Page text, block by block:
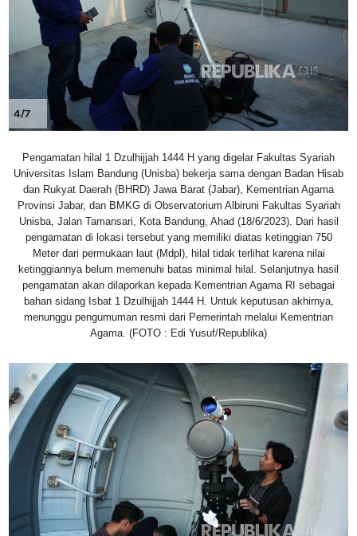
4/7
Pengamatan hilal 1 Dzulhijjah 1444 H yang digelar Fakultas Syariah
Universitas Islam Bandung (Unisba) bekerja sama dengan Badan Hisab
dan Rukyat Daerah (BHRD) Jawa Barat (Jabar), Kementrian Agama
Provinsi Jabar, dan BMKG di Observatorium Albiruni Fakultas Syariah
Unisba, Jalan Tamansari, Kota Bandung, Ahad (18/6/2023). Dari hasil
pengamatan di lokasi tersebut yang memiliki diatas ketinggian 750
Meter dari permukaan laut (Mdpl), hilal tidak terlihat karena nilai
ketinggiannya belum memenuhi batas minimal hilal. Selanjutnya hasil
pengamatan akan dilaporkan kepada Kementrian Agama RI sebagai
bahan sidang Isbat 1 Dzulhijjah 1444 H. Untuk keputusan akhirnya,
menunggu pengumuman resmi dari Pemerintah melalui Kementrian
Agama. (FOTO : Edi Yusuf/Republika)